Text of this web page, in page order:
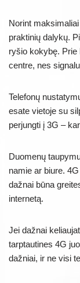
Norint
praktinių dalykų.
ryšio kokybę. Prie
centre, nes
Telefonų
esate vietoje su
perjungti į 3G –
Duomenų
namie ar biure.
dažnai būna
internetą.
Jei dažnai
tarptautines 4G
dažniai, ir ne visi